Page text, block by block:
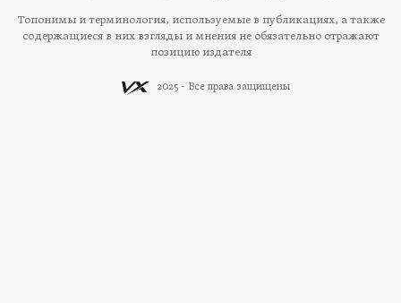
Топонимы и терминология, используемые в публикациях, а также
содержащиеся в них взгляды и мнения не обязательно отражают
позицию издателя
2025 - Все права защищены